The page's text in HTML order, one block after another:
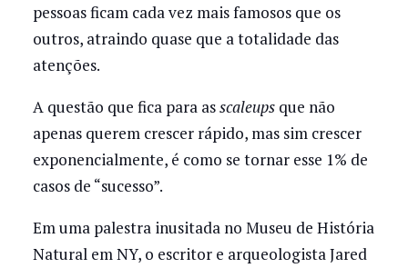
pessoas ficam cada vez mais famosos que os
outros, atraindo quase que a totalidade das
atenções.
A questão que fica para asscaleupsque não
apenas querem crescer rápido, mas sim crescer
exponencialmente, é como se tornar esse 1% de
casos de “sucesso”.
Em uma palestra inusitada no Museu de História
Natural em NY, o escritor e arqueologista Jared